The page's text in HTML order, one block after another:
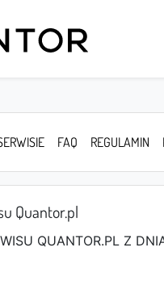
FAQ REGULAMIN
Quantor.pl
QUANTOR.PL Z